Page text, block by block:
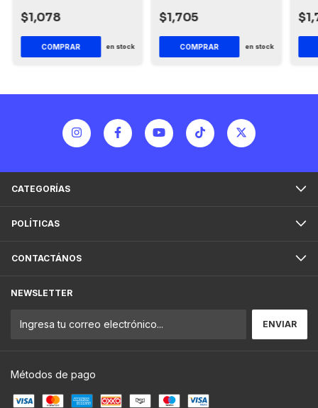
$1,078
en stock
$1,705
en stock
CATEGORÍAS
POLÍTICAS
CONTACTÁNOS
NEWSLETTER
Métodos de pago